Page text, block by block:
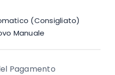
(Consigliato)
Manuale
Pagamento